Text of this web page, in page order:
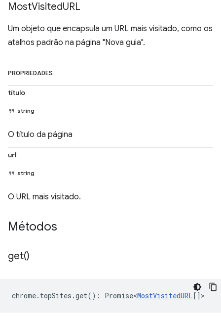
MostVisitedURL
Um objeto que encapsula um URL mais visitado, como os
atalhos padrão na página "Nova guia".
PROPRIEDADES
título
string
O título da página
url
string
O URL mais visitado.
Métodos
get()
chrome. topSites .get() : Promise<MostVisitedURL[] >